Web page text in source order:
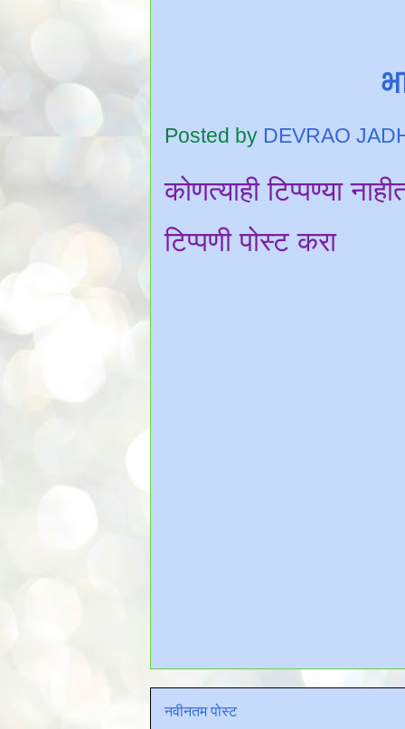
Posted by DEVRAO
कोणत्याही टिप्पण्‍या
टिप्पणी पोस्ट करा
नवीनतम पोस्ट